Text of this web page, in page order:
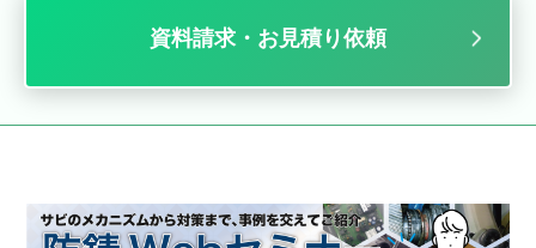
資料請求・お見積り依頼